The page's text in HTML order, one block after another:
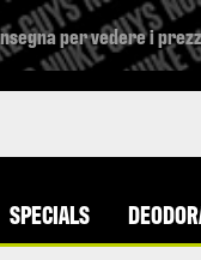
per vedere i
SPECIALS